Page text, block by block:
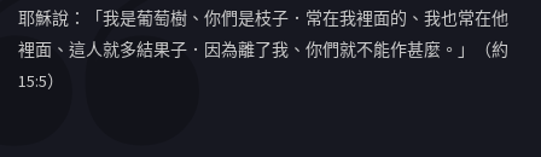
耶穌說：「我是葡萄樹、你們是枝子．常在我裡面的、我也常在他
裡面、這人就多結果子．因為離了我、你們就不能作甚麼。」（約
15:5）